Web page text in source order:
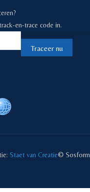
en-trace code in.
© Sosform
Staet van Creatie